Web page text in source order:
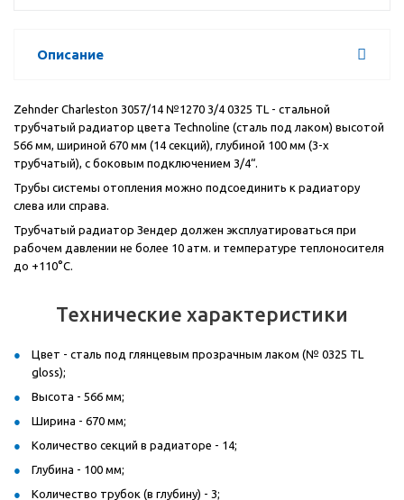
Описание
Zehnder Charleston 3057/14 №1270 3/4 0325 TL - стальной
трубчатый радиатор цвета Technoline (сталь под лаком) высотой
566 мм, шириной 670 мм (14 секций), глубиной 100 мм (3-х
трубчатый), с боковым подключением 3/4“.
Трубы системы отопления можно подсоединить к радиатору
слева или справа.
Трубчатый радиатор Зендер должен эксплуатироваться при
рабочем давлении не более 10 атм. и температуре теплоносителя
до +110°C.
Технические характеристики
Цвет - сталь под глянцевым прозрачным лаком (№ 0325 TL
gloss);
Высота - 566 мм;
Ширина - 670 мм;
Количество секций в радиаторе - 14;
Глубина - 100 мм;
Количество трубок (в глубину) - 3;